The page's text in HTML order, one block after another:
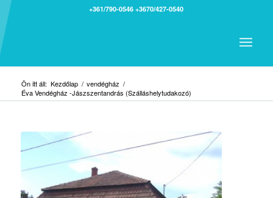
+361/790-0546 +3670/427-0540
Ön itt áll: Kezdőlap / vendégház /
Éva Vendégház -Jászszentandrás (Szálláshelytudakozó)